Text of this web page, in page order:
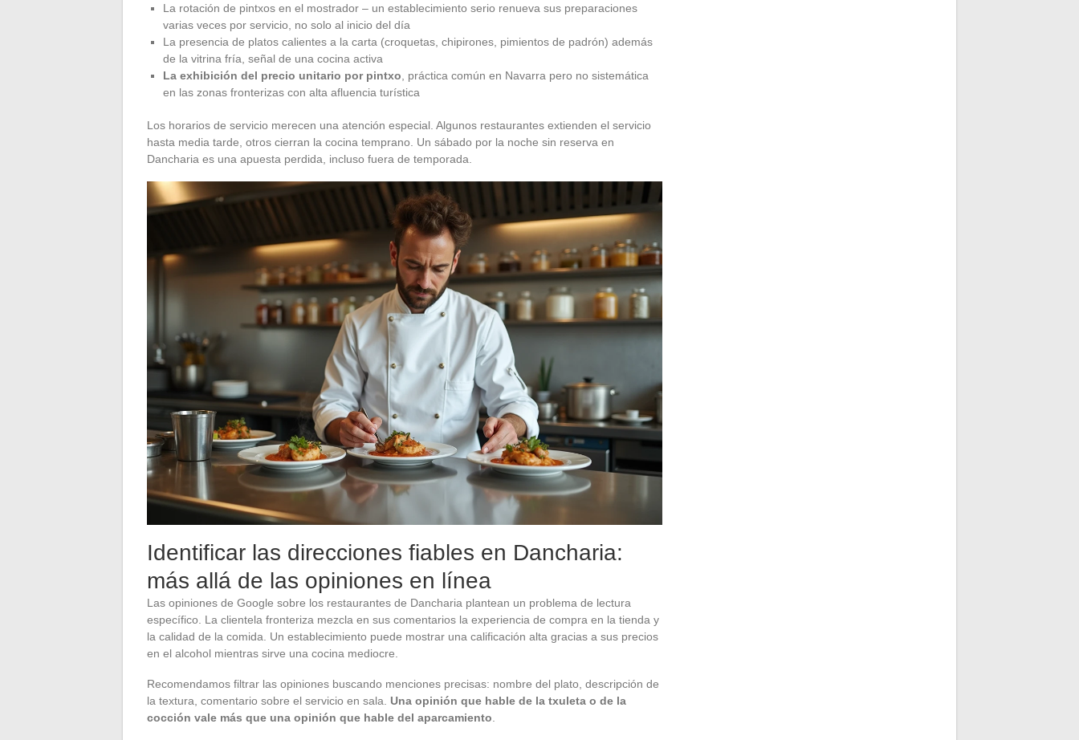
La rotación de pintxos en el mostrador – un establecimiento serio renueva sus preparaciones
varias veces por servicio, no solo al inicio del día
La presencia de platos calientes a la carta (croquetas, chipirones, pimientos de padrón) además
de la vitrina fría, señal de una cocina activa
La exhibición del precio unitario por pintxo , práctica común en Navarra pero no sistemática
en las zonas fronterizas con alta afluencia turística
Los horarios de servicio merecen una atención especial. Algunos restaurantes extienden el servicio
hasta media tarde, otros cierran la cocina temprano. Un sábado por la noche sin reserva en
Dancharia es una apuesta perdida, incluso fuera de temporada.
Identificar las direcciones fiables en Dancharia:
más allá de las opiniones en línea
Las opiniones de Google sobre los restaurantes de Dancharia plantean un problema de lectura
específico. La clientela fronteriza mezcla en sus comentarios la experiencia de compra en la tienda y
la calidad de la comida. Un establecimiento puede mostrar una calificación alta gracias a sus precios
en el alcohol mientras sirve una cocina mediocre.
Recomendamos filtrar las opiniones buscando menciones precisas: nombre del plato, descripción de
la textura, comentario sobre el servicio en sala. Una opinión que hable de la txuleta o de la
cocción vale más que una opinión que hable del aparcamiento